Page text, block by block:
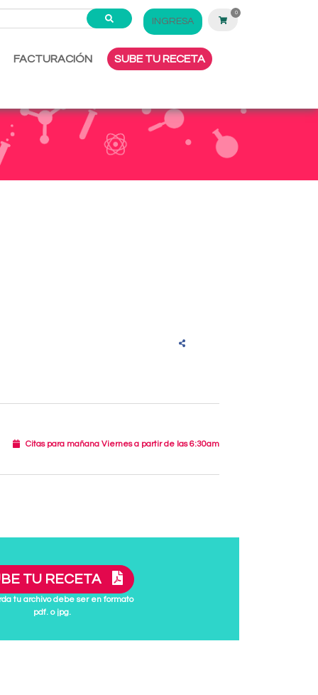
INGRESA
0
FACTURACIÓN SUBE TU RECETA
Citas para mañana Viernes a partir de las 6:30am
TU RECETA
tu archivo debe ser en formato
pdf. o jpg.